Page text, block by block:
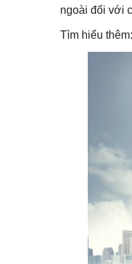
ngoài đối với
Tìm hiểu thêm: